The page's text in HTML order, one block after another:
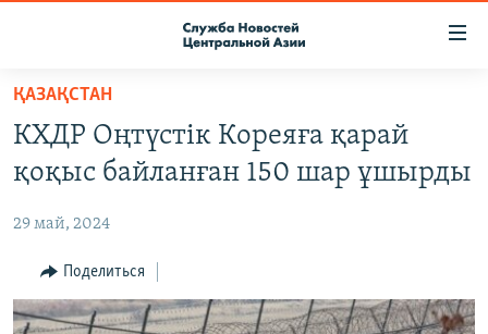
Вернуться
основному
содержанию
навигации
Вернутся
ПОДПИСКА
RFE/RL ДИРЕКТ
НАСТОЯЩЕЕ ВРЕМЯ
МИГРАНТ МЕДИА
ҚАЗАҚСТАН
КХДР Оңтүстік Кореяға қарай
қоқыс байланған 150 шар ұшырды
29 май, 2024
Поделиться